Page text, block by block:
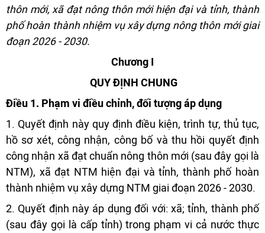
thôn mới, xã đạt nông thôn mới hiện đại và tỉnh, thành
phố hoàn thành nhiệm vụ xây dựng nông thôn mới giai
đoạn 2026 - 2030.
Chương I
QUY ĐỊNH CHUNG
Điều 1. Phạm vi điều chỉnh, đối tượng áp dụng
1. Quyết định này quy định điều kiện, trình tự, thủ tục,
hồ sơ xét, công nhận, công bố và thu hồi quyết định
công nhận xã đạt chuẩn nông thôn mới (sau đây gọi là
NTM), xã đạt NTM hiện đại và tỉnh, thành phố hoàn
thành nhiệm vụ xây dựng NTM giai đoạn 2026 - 2030.
2. Quyết định này áp dụng đối với: xã; tỉnh, thành phố
(sau đây gọi là cấp tỉnh) trong phạm vi cả nước thực